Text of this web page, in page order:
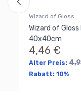
Wizard of Gloss
Wizard of Gloss
40x40cm
4,46 €
Alter Preis:
Rabatt: 10%